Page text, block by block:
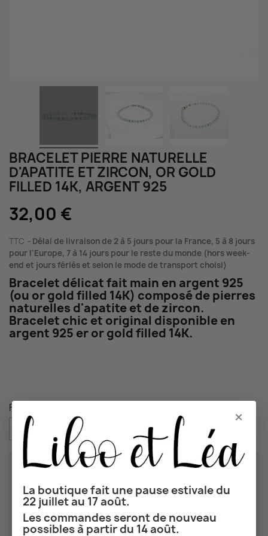
×
La boutique fait une pause estivale du
22 juillet au 17 août.
Les commandes seront de nouveau
possibles à partir du 14 août.
BRACELET PIERRE NATURELLE
D'APATITE ET ZIRCON, OR GOLD
FILLED 14K, ARGENT 925
32,00 €
TTC
Délai de livraison de 2 à 5 jours pour la France, 5 à 8 jours
pour l'Europe, 7 à 14 jours pour le reste du monde (hors week-
end et jours fériés et selon le mode de transport choisi)
Bracelet délicat fait main en argent 925
(ou or gold filled 14K) composé de pierres
naturelles d'apatite et de zircon.
Bracelet chic et original disponible en
argent 925 er or gold filled 14K.
Finition : Argent 925
Longueur